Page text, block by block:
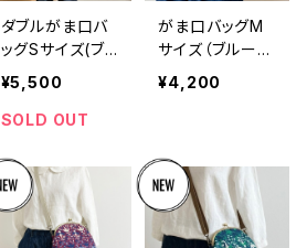
ダブルがま口バ
ッグSサイズ(ブ
ルーサークルレ
ース)
¥5,500
SOLD OUT
がま口バッグM
サイズ（ブルーサ
ークルレース）
¥4,200